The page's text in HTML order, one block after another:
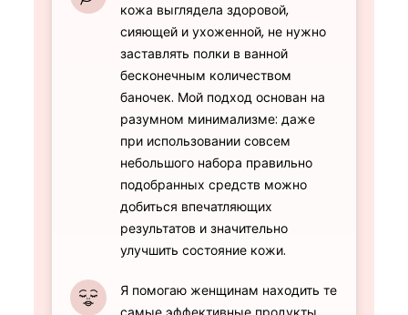
кожа выглядела здоровой,
сияющей и ухоженной, не нужно
заставлять полки в ванной
бесконечным количеством
баночек. Мой подход основан на
разумном минимализме: даже
при использовании совсем
небольшого набора правильно
подобранных средств можно
добиться впечатляющих
результатов и значительно
улучшить состояние кожи.
Я помогаю женщинам находить те